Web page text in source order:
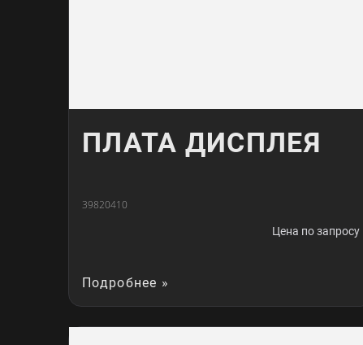
ПЛАТА ДИСПЛЕЯ
39820410
Цена по запросу
Подробнее »